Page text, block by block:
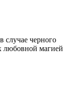
случае черного
любовной магией